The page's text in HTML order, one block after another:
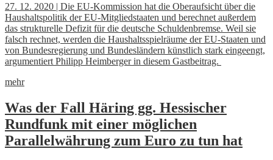
27. 12. 2020 | Die EU-Kommission hat die Oberaufsicht über die
Haushaltspolitik der EU-Mitgliedstaaten und berechnet außerdem
das strukturelle Defizit für die deutsche Schuldenbremse. Weil sie
falsch rechnet, werden die Haushaltsspielräume der EU-Staaten und
von Bundesregierung und Bundesländern künstlich stark eingeengt,
argumentiert Philipp Heimberger in diesem Gastbeitrag.
mehr
Was der Fall Häring gg. Hessischer
Rundfunk mit einer möglichen
Parallelwährung zum Euro zu tun hat